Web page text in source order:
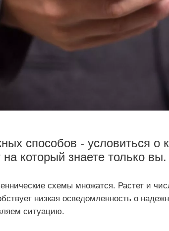
способов - условиться о
на который знаете только вы.
схемы множатся. Растет и
низкая осведомленность о
ситуацию.